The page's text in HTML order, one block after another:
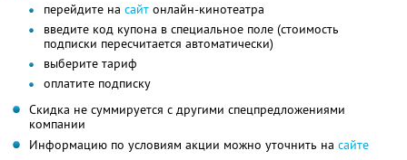
перейдите на сайт онлайн-кинотеатра
введите код купона в специальное поле (стоимость
подписки пересчитается автоматически)
выберите тариф
оплатите подписку
Скидка не суммируется с другими спецпредложениями
компании
Информацию по условиям акции можно уточнить на сайте